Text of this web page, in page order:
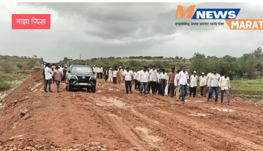
माझा जिल्हा